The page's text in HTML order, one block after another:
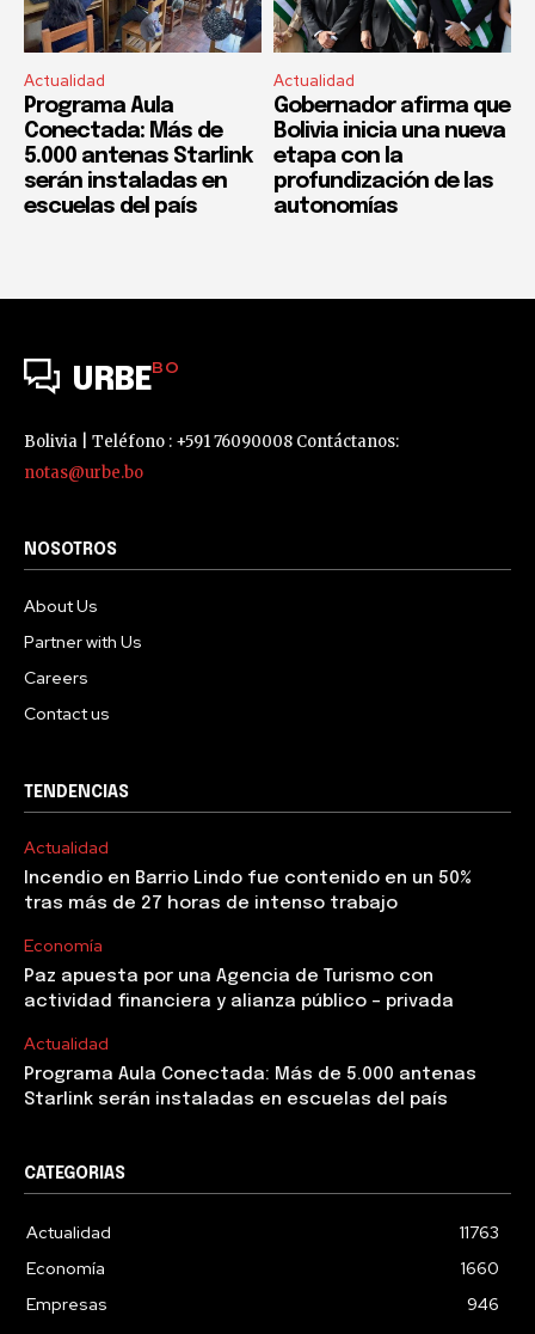
Actualidad
Programa Aula
Conectada: Más de
5.000 antenas Starlink
serán instaladas en
escuelas del país
Actualidad
Gobernador afirma que
Bolivia inicia una nueva
etapa con la
profundización de las
autonomías
URBEBO
Bolivia | Teléfono : +591 76090008 Contáctanos:
notas@urbe.bo
NOSOTROS
About Us
Partner with Us
Careers
Contact us
TENDENCIAS
Actualidad
Incendio en Barrio Lindo fue contenido en un 50%
tras más de 27 horas de intenso trabajo
Economía
Paz apuesta por una Agencia de Turismo con
actividad financiera y alianza público – privada
Actualidad
Programa Aula Conectada: Más de 5.000 antenas
Starlink serán instaladas en escuelas del país
CATEGORIAS
Actualidad
11763
Economía
1660
Empresas
946